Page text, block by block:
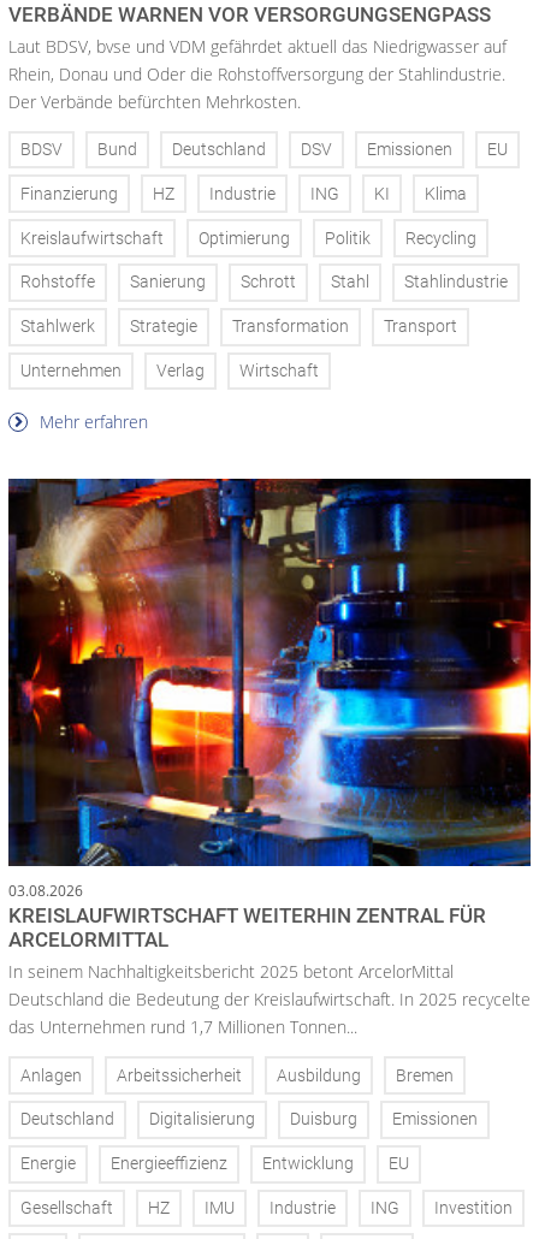
VERBÄNDE WARNEN VOR VERSORGUNGSENGPASS
Laut BDSV, bvse und VDM gefährdet aktuell das Niedrigwasser auf
Rhein, Donau und Oder die Rohstoffversorgung der Stahlindustrie.
Der Verbände befürchten Mehrkosten.
BDSV Bund Deutschland DSV Emissionen EU
Finanzierung HZ Industrie ING KI Klima
Kreislaufwirtschaft Optimierung Politik Recycling
Rohstoffe Sanierung Schrott Stahl Stahlindustrie
Stahlwerk Strategie Transformation Transport
Unternehmen Verlag Wirtschaft
Mehr erfahren
03.08.2026
KREISLAUFWIRTSCHAFT WEITERHIN ZENTRAL FÜR
ARCELORMITTAL
In seinem Nachhaltigkeitsbericht 2025 betont ArcelorMittal
Deutschland die Bedeutung der Kreislaufwirtschaft. In 2025 recycelte
das Unternehmen rund 1,7 Millionen Tonnen...
Anlagen Arbeitssicherheit Ausbildung Bremen
Deutschland Digitalisierung Duisburg Emissionen
Energie Energieeffizienz Entwicklung EU
Gesellschaft HZ IMU Industrie ING Investition